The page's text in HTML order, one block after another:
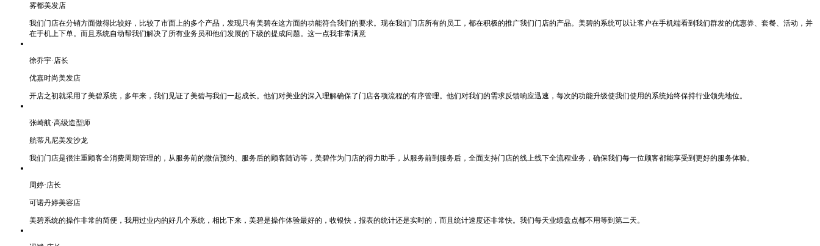
雾都美发店
我们门店在分销方面做得比较好，比较了市面上的多个产品，发现只有美碧在这方面的功能符合我们的要求。现在我们门店所有的员工，都在积极的推广我们门店的产品。美碧的系统可以让客户在手机端看到我们群发的优惠券、套餐、活动，并
在手机上下单。而且系统自动帮我们解决了所有业务员和他们发展的下级的提成问题。这一点我非常满意
徐乔宇·店长
优嘉时尚美发店
开店之初就采用了美碧系统，多年来，我们见证了美碧与我们一起成长。他们对美业的深入理解确保了门店各项流程的有序管理。他们对我们的需求反馈响应迅速，每次的功能升级使我们使用的系统始终保持行业领先地位。
张崎航·高级造型师
航蒂凡尼美发沙龙
我们门店是很注重顾客全消费周期管理的，从服务前的微信预约、服务后的顾客随访等，美碧作为门店的得力助手，从服务前到服务后，全面支持门店的线上线下全流程业务，确保我们每一位顾客都能享受到更好的服务体验。
周婷·店长
可诺丹婷美容店
美碧系统的操作非常的简便，我用过业内的好几个系统，相比下来，美碧是操作体验最好的，收银快，报表的统计还是实时的，而且统计速度还非常快。我们每天业绩盘点都不用等到第二天。